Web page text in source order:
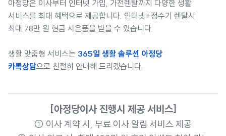
아정당은 이사부터 인터넷 가입, 가전렌탈까지 다양한 생활
서비스를 최대 혜택으로 제공합니다. 인터넷+정수기 렌탈시
최대 78만 원 현금 사은품을 받을 수 있습니다.
생활 맞춤형 서비스는 365일 생활 솔루션 아정당
카톡상담으로 친절히 안내해 드리겠습니다.
[아정당이사 진행시 제공 서비스]
① 이사 계약 시, 무료 이사 알림 서비스 제공